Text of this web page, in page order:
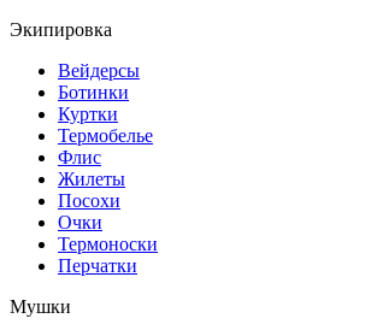
Экипировка
Вейдерсы
Ботинки
Куртки
Термобелье
Флис
Жилеты
Посохи
Очки
Термоноски
Перчатки
Мушки